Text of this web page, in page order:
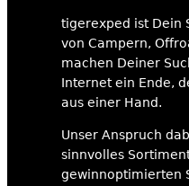
tigerexped ist Dein
von Campern,
machen Deiner
Internet ein Ende,
aus einer Hand.
Unser Anspruch
sinnvolles
gewinnoptimierten